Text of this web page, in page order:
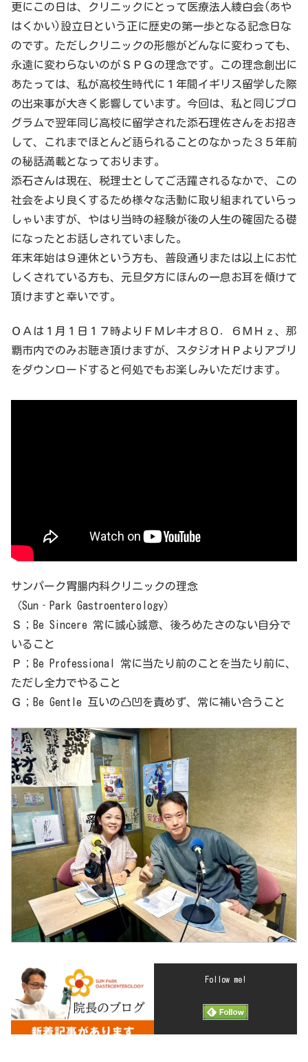
更にこの日は、クリニックにとって医療法人綾白会(あや
はくかい)設立日という正に歴史の第一歩となる記念日な
のです。ただしクリニックの形態がどんなに変わっても、
永遠に変わらないのがＳＰＧの理念です。この理念創出に
あたっては、私が高校生時代に１年間イギリス留学した際
の出来事が大きく影響しています。今回は、私と同じプロ
グラムで翌年同じ高校に留学された添石理佐さんをお招き
して、これまでほとんど語られることのなかった３５年前
の秘話満載となっております。
添石さんは現在、税理士としてご活躍されるなかで、この
社会をより良くするため様々な活動に取り組まれていらっ
しゃいますが、やはり当時の経験が後の人生の確固たる礎
になったとお話しされていました。
年末年始は９連休という方も、普段通りまたは以上にお忙
しくされている方も、元旦夕方にほんの一息お耳を傾けて
頂けますと幸いです。
ＯＡは１月１日１７時よりＦＭレキオ８０．６ＭＨｚ、那
覇市内でのみお聴き頂けますが、スタジオＨＰよりアプリ
をダウンロードすると何処でもお楽しみいただけます。
サンパーク胃腸内科クリニックの理念
（Sun‐Park Gastroenterology）
Ｓ；Be Sincere 常に誠心誠意、後ろめたさのない自分で
いること
Ｐ；Be Professional 常に当たり前のことを当たり前に、
ただし全力でやること
Ｇ；Be Gentle 互いの凸凹を責めず、常に補い合うこと
Follow me!